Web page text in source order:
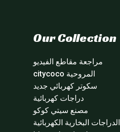
Our Collection
مراجعة مقاطع الفيديو
المروحية citycoco
سكوتر كهربائي جديد
دراجات كهربائية
مصنع سيتي كوكو
الدراجات البخارية الكهربائية